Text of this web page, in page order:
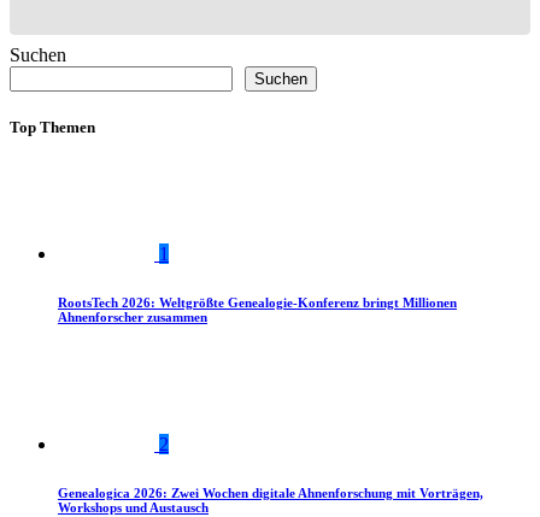
Suchen
Suchen
Top Themen
1
RootsTech 2026: Weltgrößte Genealogie-Konferenz bringt Millionen
Ahnenforscher zusammen
2
Genealogica 2026: Zwei Wochen digitale Ahnenforschung mit Vorträgen,
Workshops und Austausch